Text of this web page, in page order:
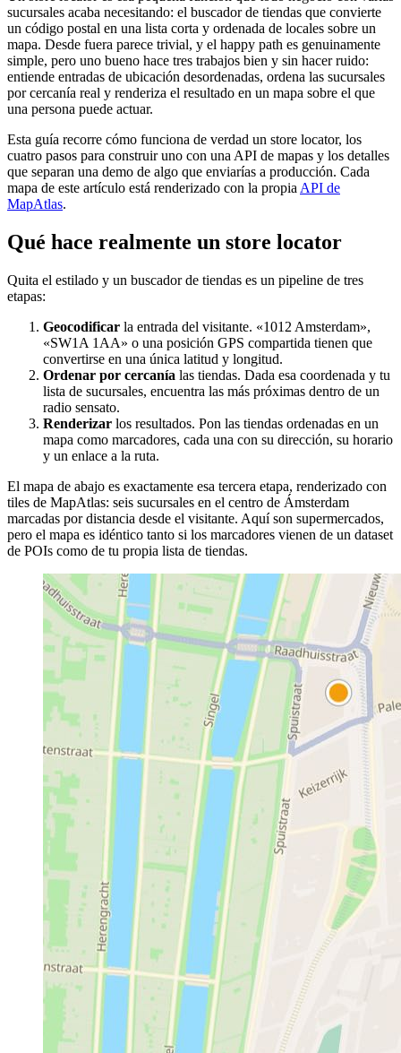
sucursales acaba necesitando: el buscador de tiendas que convierte
un código postal en una lista corta y ordenada de locales sobre un
mapa. Desde fuera parece trivial, y el happy path es genuinamente
simple, pero uno bueno hace tres trabajos bien y sin hacer ruido:
entiende entradas de ubicación desordenadas, ordena las sucursales
por cercanía real y renderiza el resultado en un mapa sobre el que
una persona puede actuar.
Esta guía recorre cómo funciona de verdad un store locator, los
cuatro pasos para construir uno con una API de mapas y los detalles
que separan una demo de algo que enviarías a producción. Cada
mapa de este artículo está renderizado con la propia API de
MapAtlas.
Qué hace realmente un store locator
Quita el estilado y un buscador de tiendas es un pipeline de tres
etapas:
Geocodificar la entrada del visitante. «1012 Amsterdam»,
«SW1A 1AA» o una posición GPS compartida tienen que
convertirse en una única latitud y longitud.
Ordenar por cercanía las tiendas. Dada esa coordenada y tu
lista de sucursales, encuentra las más próximas dentro de un
radio sensato.
Renderizar los resultados. Pon las tiendas ordenadas en un
mapa como marcadores, cada una con su dirección, su horario
y un enlace a la ruta.
El mapa de abajo es exactamente esa tercera etapa, renderizado con
tiles de MapAtlas: seis sucursales en el centro de Ámsterdam
marcadas por distancia desde el visitante. Aquí son supermercados,
pero el mapa es idéntico tanto si los marcadores vienen de un dataset
de POIs como de tu propia lista de tiendas.